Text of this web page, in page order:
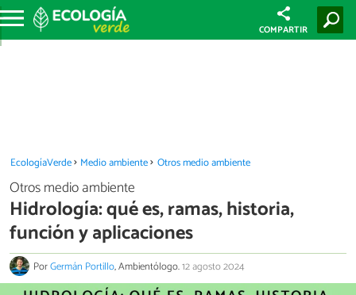
COMPARTIR
EcologíaVerde Medio ambiente Otros medio ambiente
Otros medio ambiente
Hidrología: qué es, ramas, historia,
función y aplicaciones
PorGermán Portillo, Ambientólogo.12 agosto 2024